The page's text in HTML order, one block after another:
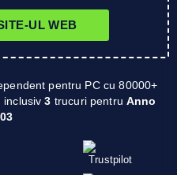
UL WEB
pentru PC cu 80000+
inclusiv3 trucuri pentruAnno